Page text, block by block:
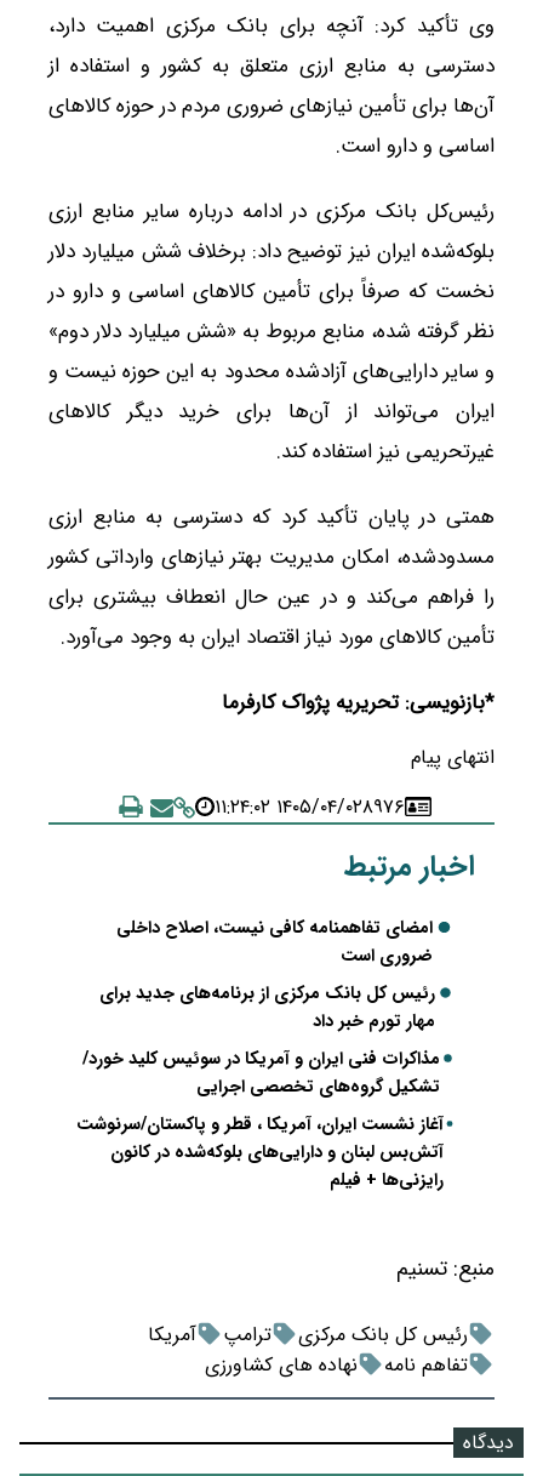
وی تأکید کرد: آنچه برای بانک مرکزی اهمیت دارد،
دسترسی به منابع ارزی متعلق به کشور و استفاده از
آن‌ها برای تأمین نیازهای ضروری مردم در حوزه کالاهای
اساسی و دارو است.
رئیس‌کل بانک مرکزی در ادامه درباره سایر منابع ارزی
بلوکه‌شده ایران نیز توضیح داد: برخلاف شش میلیارد دلار
نخست که صرفاً برای تأمین کالاهای اساسی و دارو در
نظر گرفته شده، منابع مربوط به «شش میلیارد دلار دوم»
و سایر دارایی‌های آزادشده محدود به این حوزه نیست و
ایران می‌تواند از آن‌ها برای خرید دیگر کالاهای
غیرتحریمی نیز استفاده کند.
همتی در پایان تأکید کرد که دسترسی به منابع ارزی
مسدودشده، امکان مدیریت بهتر نیازهای وارداتی کشور
را فراهم می‌کند و در عین حال انعطاف بیشتری برای
تأمین کالاهای مورد نیاز اقتصاد ایران به وجود می‌آورد.
*بازنویسی: تحریریه پژواک کارفرما
انتهای پیام
۸۹۷۶۱۴۰۵/۰۴/۰۲ ۱۱:۲۴:۰۲
اخبار مرتبط
امضای تفاهمنامه کافی نیست، اصلاح داخلی
ضروری است
رئیس کل بانک مرکزی از برنامه‌های جدید برای
مهار تورم خبر داد
مذاکرات فنی ایران و آمریکا در سوئیس کلید خورد/
تشکیل گروه‌های تخصصی اجرایی
آغاز نشست ایران، آمریکا ، قطر و پاکستان/سرنوشت
آتش‌بس لبنان و دارایی‌های بلوکه‌شده در کانون
رایزنی‌ها + فیلم
منبع: تسنیم
رئیس کل بانک مرکزی ترامپ
آمریکا
تفاهم نامه
نهاده های کشاورزی
دیدگاه